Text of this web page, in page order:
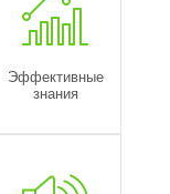
Эффективные
знания